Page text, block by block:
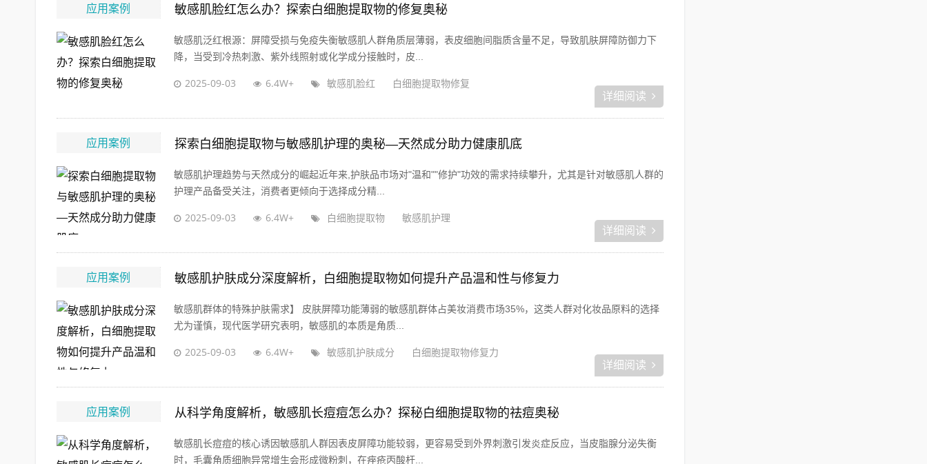
应用案例 敏感肌脸红怎么办？探索白细胞提取物的修复奥秘
敏感肌泛红根源：屏障受损与免疫失衡敏感肌人群角质层薄弱，表皮细胞间脂质含量不足，导致肌肤屏障防御力下
降，当受到冷热刺激、紫外线照射或化学成分接触时，皮...
2025-09-03 6.4W+ 敏感肌脸红 白细胞提取物修复
详细阅读
应用案例 探索白细胞提取物与敏感肌护理的奥秘—天然成分助力健康肌底
敏感肌护理趋势与天然成分的崛起近年来,护肤品市场对"温和""修护"功效的需求持续攀升，尤其是针对敏感肌人群的
护理产品备受关注，消费者更倾向于选择成分精...
2025-09-03 6.4W+ 白细胞提取物 敏感肌护理
详细阅读
应用案例 敏感肌护肤成分深度解析，白细胞提取物如何提升产品温和性与修复力
敏感肌群体的特殊护肤需求】 皮肤屏障功能薄弱的敏感肌群体占美妆消费市场35%，这类人群对化妆品原料的选择
尤为谨慎，现代医学研究表明，敏感肌的本质是角质...
2025-09-03 6.4W+ 敏感肌护肤成分 白细胞提取物修复力
详细阅读
应用案例 从科学角度解析，敏感肌长痘痘怎么办？探秘白细胞提取物的祛痘奥秘
敏感肌长痘痘的核心诱因敏感肌人群因表皮屏障功能较弱，更容易受到外界刺激引发炎症反应，当皮脂腺分泌失衡
时，毛囊角质细胞异常增生会形成微粉刺，在痤疮丙酸杆...